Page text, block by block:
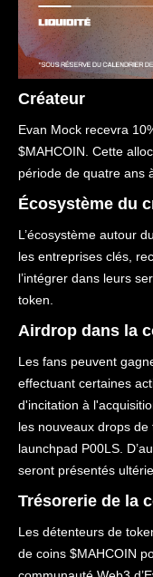
Créateur
Evan Mock recevra
$MAHCOIN. Cette
période de quatre ans
Écosystème du
L’écosystème autour
les entreprises clés,
l’intégrer dans leurs
token.
Airdrop dans la
Les fans peuvent
effectuant certaines
d'incitation à
les nouveaux drops
launchpad P00LS.
seront présentés
Trésorerie de la
Les détenteurs de
de coins $MAHCOIN